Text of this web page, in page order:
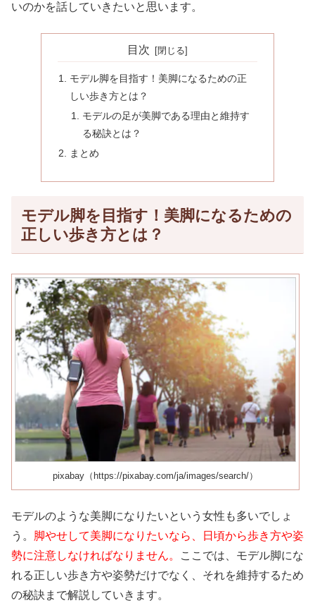
いのかを話していきたいと思います。
目次
モデル脚を目指す！美脚になるための正
しい歩き方とは？
モデルの足が美脚である理由と維持す
る秘訣とは？
まとめ
モデル脚を目指す！美脚になるための
正しい歩き方とは？
pixabay（https://pixabay.com/ja/images/search/）
モデルのような美脚になりたいという女性も多いでしょ
う。 脚やせして美脚になりたいなら、日頃から歩き方や姿
勢に注意しなければなりません。
ここでは、モデル脚にな
れる正しい歩き方や姿勢だけでなく、それを維持するため
の秘訣まで解説していきます。